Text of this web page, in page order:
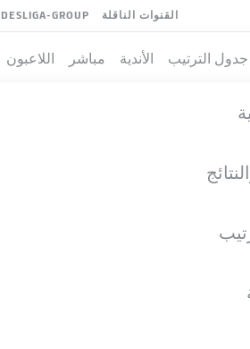
القنوات الناقلة GROUP
جدول الترتيب الأندية مباشر اللاعبون